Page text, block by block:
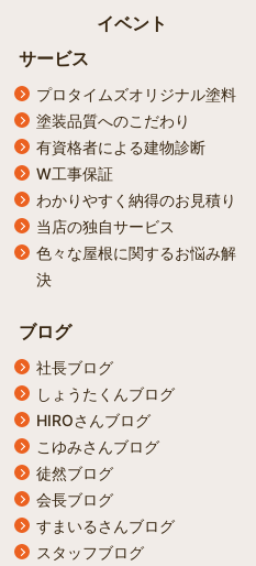
イベント
サービス
プロタイムズオリジナル塗料
塗装品質へのこだわり
有資格者による建物診断
W工事保証
わかりやすく納得のお見積り
当店の独自サービス
色々な屋根に関するお悩み解
決
ブログ
社長ブログ
しょうたくんブログ
HIROさんブログ
こゆみさんブログ
徒然ブログ
会長ブログ
すまいるさんブログ
スタッフブログ